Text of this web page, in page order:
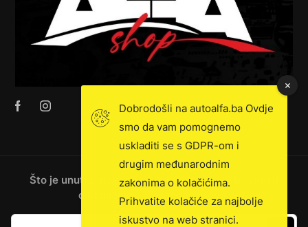
Što je unutra: novosti, ekskluzivna prodaja, vijesti
o kamionima i još mnogo toga!
Dobrodošli na autoalfa.ba Ovdje
smo da vam pomognemo
uskladiti se s GDPR-om i
drugim međunarodnim
zakonima o kolačićima.
Prihvatite kolačiće za najbolje
iskustvo na web stranici.